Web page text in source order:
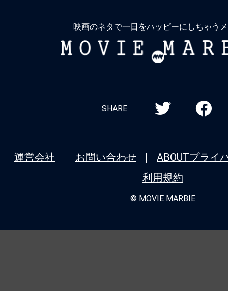
映画のネタで一日をハッピーにしちゃう
MOVIE
SHARE
運営会社 お問い合わせ ABOUTプライ
利用規約
© MOVIE MARBIE